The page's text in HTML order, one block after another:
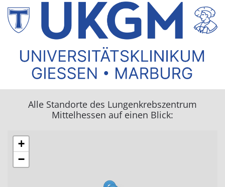
Alle Standorte des Lungenkrebszentrum
Mittelhessen auf einen Blick:
+
−